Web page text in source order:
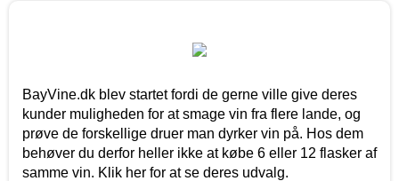
BayVine.dk blev startet fordi de gerne ville give deres
kunder muligheden for at smage vin fra flere lande, og
prøve de forskellige druer man dyrker vin på. Hos dem
behøver du derfor heller ikke at købe 6 eller 12 flasker af
samme vin. Klik her for at se deres udvalg.